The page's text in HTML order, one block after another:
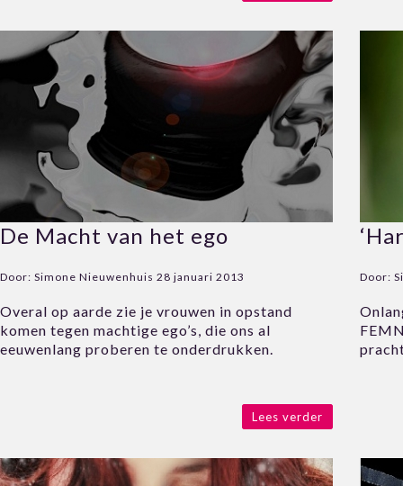
De Macht van het ego
Door: Simone Nieuwenhuis 28 januari 2013
Overal op aarde zie je vrouwen in opstand
komen tegen machtige ego’s, die ons al
eeuwenlang proberen te onderdrukken.
Lees verder
Door: